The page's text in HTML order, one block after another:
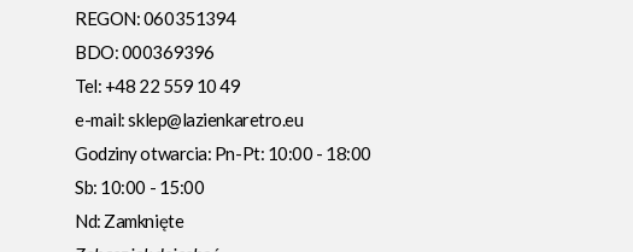
REGON: 060351394
BDO: 000369396
Tel: +48 22 559 10 49
e-mail:sklep@lazienkaretro.eu
Godziny otwarcia: Pn-Pt: 10:00 - 18:00
Sb: 10:00 - 15:00
Nd: Zamknięte